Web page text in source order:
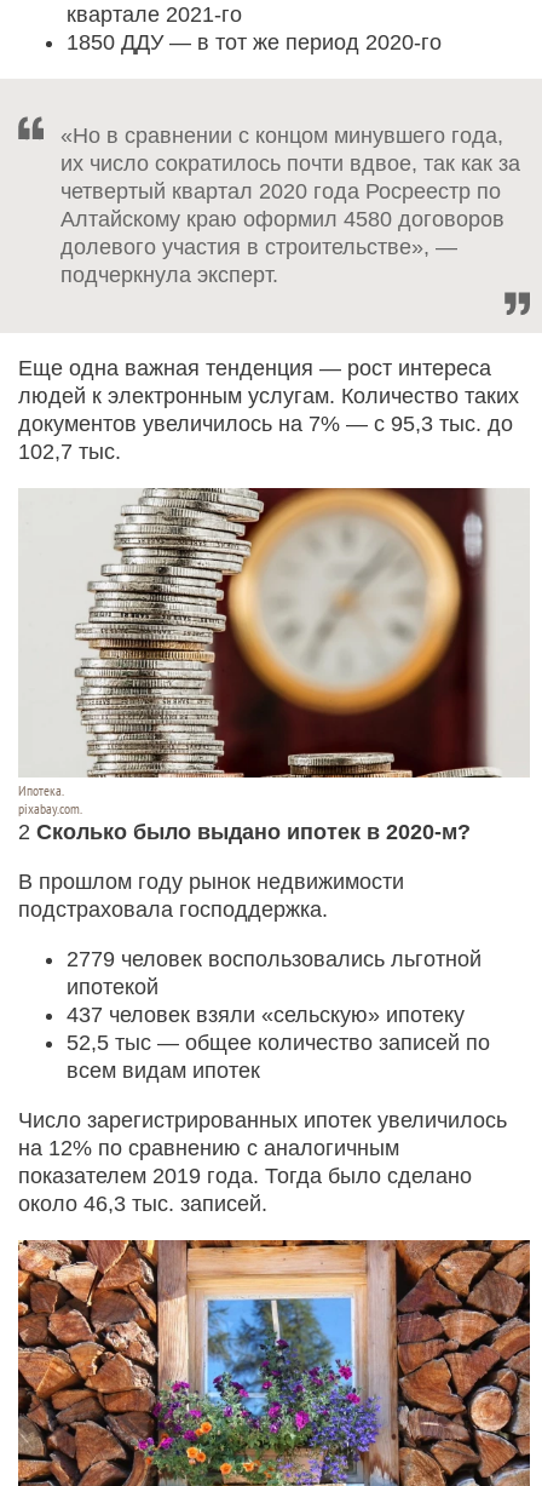
квартале 2021-го
1850 ДДУ — в тот же период 2020-го
«Но в сравнении с концом минувшего года,
их число сократилось почти вдвое, так как за
четвертый квартал 2020 года Росреестр по
Алтайскому краю оформил 4580 договоров
долевого участия в строительстве», —
подчеркнула эксперт.
Еще одна важная тенденция — рост интереса
людей к электронным услугам. Количество таких
документов увеличилось на 7% — с 95,3 тыс. до
102,7 тыс.
Ипотека.
pixabay.com.
2 Сколько было выдано ипотек в 2020-м?
В прошлом году рынок недвижимости
подстраховала господдержка.
2779 человек воспользовались льготной
ипотекой
437 человек взяли «сельскую» ипотеку
52,5 тыс — общее количество записей по
всем видам ипотек
Число зарегистрированных ипотек увеличилось
на 12% по сравнению с аналогичным
показателем 2019 года. Тогда было сделано
около 46,3 тыс. записей.